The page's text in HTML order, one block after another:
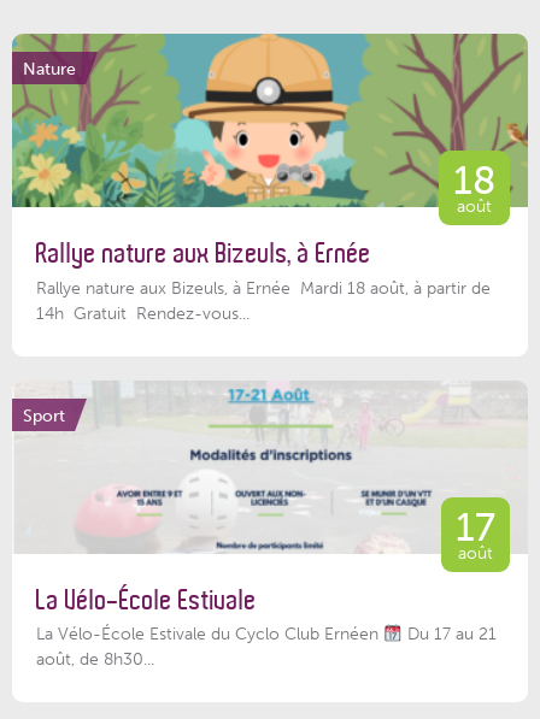
Nature
18
août
Rallye nature aux Bizeuls, à Ernée
Rallye nature aux Bizeuls, à Ernée Mardi 18 août, à partir de
14h Gratuit Rendez-vous...
Sport
17
août
La Vélo-École Estivale
La Vélo-École Estivale du Cyclo Club Ernéen
Du 17 au 21
août, de 8h30...